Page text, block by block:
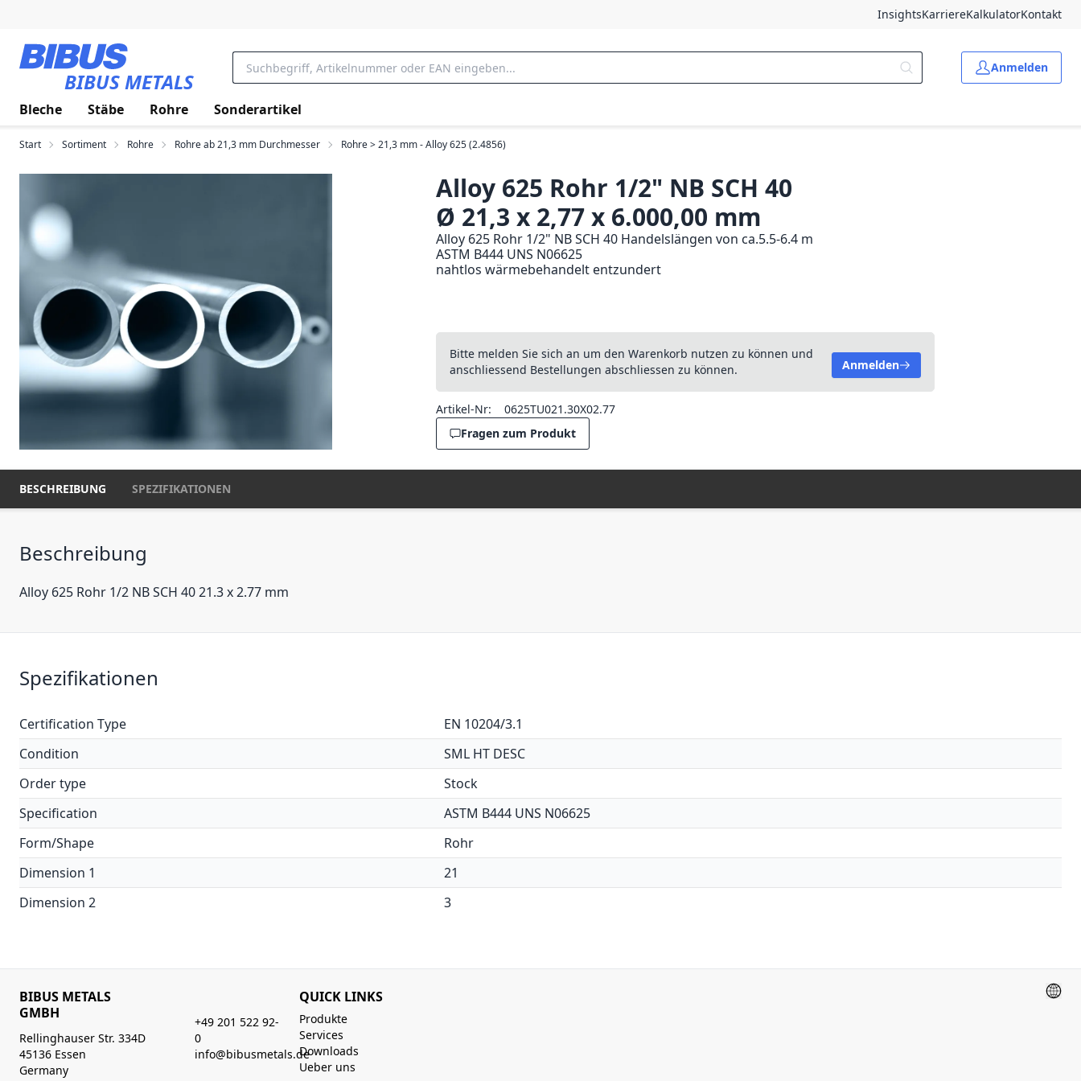
InsightsKarriereKalkulatorKontakt
BIBUS METALS
Anmelden
Bleche Stäbe Rohre Sonderartikel
Start Sortiment Rohre Rohre ab 21,3 mm Durchmesser Rohre > 21,3 mm - Alloy 625 (2.4856)
Alloy 625 Rohr 1/2" NB SCH 40
Ø 21,3 x 2,77 x 6.000,00 mm
Alloy 625 Rohr 1/2" NB SCH 40 Handelslängen von ca.5.5-6.4 m
ASTM B444 UNS N06625
nahtlos wärmebehandelt entzundert
Bitte melden Sie sich an um den Warenkorb nutzen zu können und
anschliessend Bestellungen abschliessen zu können.
Anmelden
Artikel-Nr:
0625TU021.30X02.77
Fragen zum Produkt
BESCHREIBUNG SPEZIFIKATIONEN
Beschreibung
Alloy 625 Rohr 1/2 NB SCH 40 21.3 x 2.77 mm
Spezifikationen
Certification Type
EN 10204/3.1
Condition
SML HT DESC
Order type
Stock
Specification
ASTM B444 UNS N06625
Form/Shape
Rohr
Dimension 1
21
Dimension 2
3
BIBUS METALS
GMBH
Rellinghauser Str. 334D
45136 Essen
Germany
+49 201 522 92-
0
info@bibusmetals.de
QUICK LINKS
Produkte
Services
Downloads
Ueber uns